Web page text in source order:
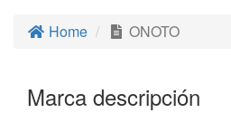
Home ONOTO
Marca descripción